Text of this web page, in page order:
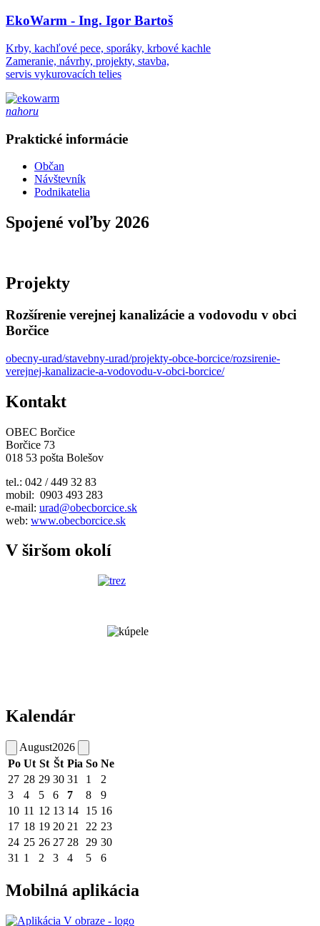
EkoWarm - Ing. Igor Bartoš
Krby, kachľové pece, sporáky, krbové kachle
Zameranie, návrhy, projekty, stavba,
servis vykurovacích telies
nahoru
Praktické informácie
Občan
Návštevník
Podnikatelia
Spojené voľby 2026
Projekty
Rozšírenie verejnej kanalizácie a vodovodu v obci
Borčice
obecny-urad/stavebny-urad/projekty-obce-borcice/rozsirenie-
verejnej-kanalizacie-a-vodovodu-v-obci-borcice/
Kontakt
OBEC Borčice
Borčice 73
018 53 pošta Bolešov
tel.: 042 / 449 32 83
mobil: 0903 493 283
e-mail: urad@obecborcice.sk
web: www.obecborcice.sk
V širšom okolí
Kalendár
August2026
Po Ut St Št Pia So Ne
27 28 29 30 31 1
2
3
4 5 6 7 8
9
10 11 12 13 14 15 16
17 18 19 20 21 22 23
24 25 26 27 28 29 30
31 1 2 3 4 5 6
Mobilná aplikácia